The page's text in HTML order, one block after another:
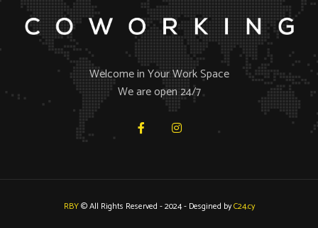
Welcome in Your Work Space
We are open 24/7
RBY© All Rights Reserved - 2024 - Desgined byC24.cy